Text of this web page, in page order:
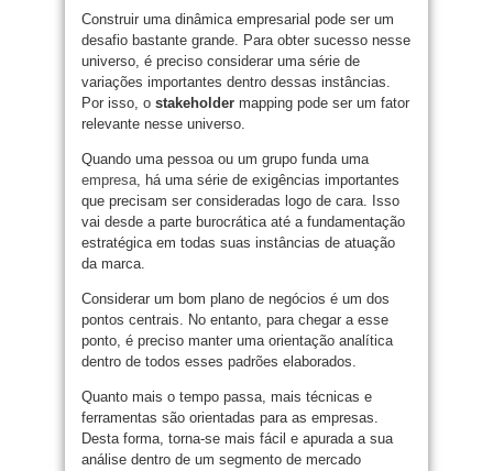
Construir uma dinâmica empresarial pode ser um
desafio bastante grande. Para obter sucesso nesse
universo, é preciso considerar uma série de
variações importantes dentro dessas instâncias.
Por isso, o stakeholder mapping pode ser um fator
relevante nesse universo.
Quando uma pessoa ou um grupo funda uma
empresa, há uma série de exigências importantes
que precisam ser consideradas logo de cara. Isso
vai desde a parte burocrática até a fundamentação
estratégica em todas suas instâncias de atuação
da marca.
Considerar um bom plano de negócios é um dos
pontos centrais. No entanto, para chegar a esse
ponto, é preciso manter uma orientação analítica
dentro de todos esses padrões elaborados.
Quanto mais o tempo passa, mais técnicas e
ferramentas são orientadas para as empresas.
Desta forma, torna-se mais fácil e apurada a sua
análise dentro de um segmento de mercado